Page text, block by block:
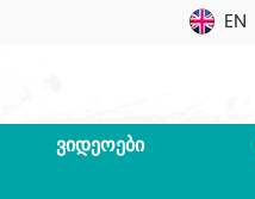
EN
ᲕᲘᲓᲔᲝᲔᲑᲘ